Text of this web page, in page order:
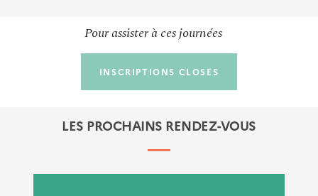
Stratégies, résilience et projets de transition
Pour assister à ces journées
INSCRIPTIONS CLOSES
LES PROCHAINS RENDEZ-VOUS